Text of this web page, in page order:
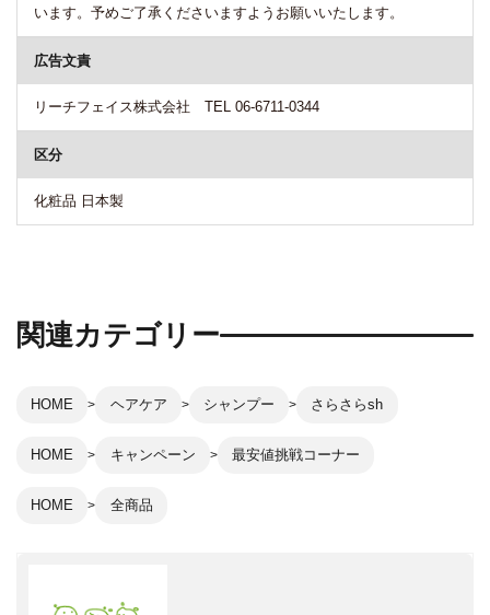
います。予めご了承くださいますようお願いいたします。
広告文責
リーチフェイス株式会社 TEL 06-6711-0344
区分
化粧品 日本製
関連カテゴリー
HOME ヘアケア シャンプー さらさらsh
HOME キャンペーン 最安値挑戦コーナー
HOME 全商品